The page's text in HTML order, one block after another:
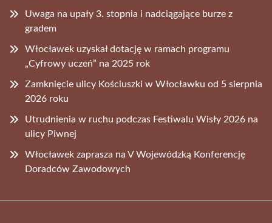
Uwaga na upały 3. stopnia i nadciągające burze z
gradem
Włocławek uzyskał dotację w ramach programu
„Cyfrowy uczeń” na 2025 rok
Zamknięcie ulicy Kościuszki w Włocławku od 5 sierpnia
2026 roku
Utrudnienia w ruchu podczas Festiwalu Wisły 2026 na
ulicy Piwnej
Włocławek zaprasza na V Wojewódzką Konferencję
Doradców Zawodowych